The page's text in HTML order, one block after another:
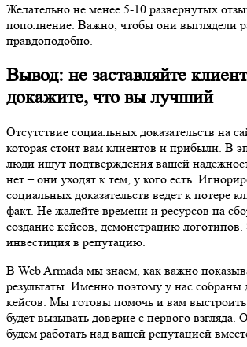
Желательно не менее 5-10 развернутых
пополнение. Важно, чтобы они выглядели
правдоподобно.
Вывод: не заставляйте
докажите, что вы лучший
Отсутствие социальных доказательств на
которая стоит вам клиентов и прибыли. В
люди ищут подтверждения вашей
нет – они уходят к тем, у кого есть.
социальных доказательств ведет к потере
факт. Не жалейте времени и ресурсов на
создание кейсов, демонстрацию
инвестиция в репутацию.
В Web Armada мы знаем, как важно
результаты. Именно поэтому у нас собраны
кейсов. Мы готовы помочь и вам выстроить
будет вызывать доверие с первого взгляда.
будем работать над вашей репутацией